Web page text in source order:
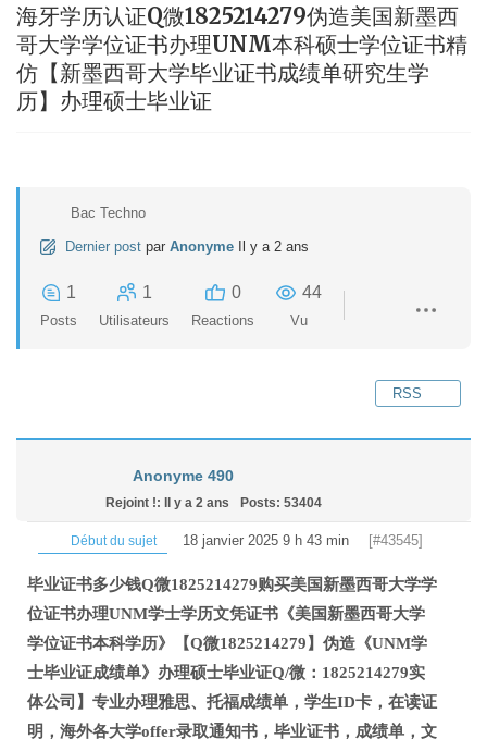
海牙学历认证Q微1825214279伪造美国新墨西
哥大学学位证书办理UNM本科硕士学位证书精
仿【新墨西哥大学毕业证书成绩单研究生学
历】办理硕士毕业证
Bac Techno
Dernier post par Anonyme Il y a 2 ans
1
Posts
1
Utilisateurs
0
Reactions
44
Vu
RSS
Anonyme 490
Rejoint !: Il y a 2 ans Posts: 53404
Début du sujet 18 janvier 2025 9 h 43 min [#43545]
毕业证书多少钱Q微1825214279购买美国新墨西哥大学学
位证书办理UNM学士学历文凭证书《美国新墨西哥大学
学位证书本科学历》【Q微1825214279】伪造《UNM学
士毕业证成绩单》办理硕士毕业证Q/微：1825214279实
体公司】专业办理雅思、托福成绩单，学生ID卡，在读证
明，海外各大学offer录取通知书，毕业证书，成绩单，文